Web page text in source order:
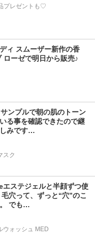
プレゼントも♡
ィ スムーザー新作の香
ローゼで明日から販売♪
ンプルで朝の肌のトーン
る事を確認できたので継
みです…
スク
ステジェルと半顔ずつ使
穴って、ずっと“穴”のこ
でも…
ウォッシュ MED